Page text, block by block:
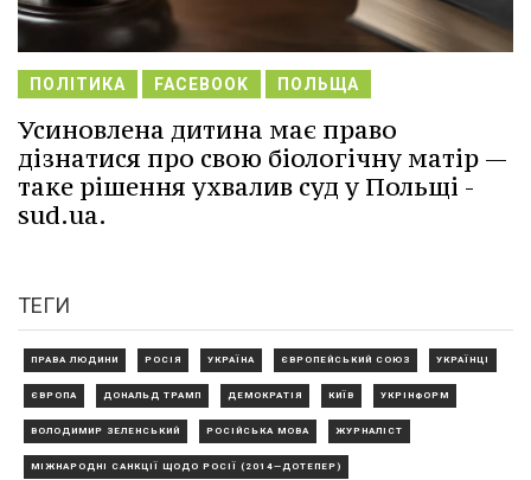
ПОЛІТИКА FACEBOOK ПОЛЬЩА
Усиновлена дитина має право
дізнатися про свою біологічну матір —
таке рішення ухвалив суд у Польщі -
sud.ua.
ТЕГИ
ПРАВА ЛЮДИНИ РОСІЯ УКРАЇНА ЄВРОПЕЙСЬКИЙ СОЮЗ УКРАЇНЦІ
ЄВРОПА ДОНАЛЬД ТРАМП ДЕМОКРАТІЯ КИЇВ УКРІНФОРМ
ВОЛОДИМИР ЗЕЛЕНСЬКИЙ РОСІЙСЬКА МОВА ЖУРНАЛІСТ
МІЖНАРОДНІ САНКЦІЇ ЩОДО РОСІЇ (2014—ДОТЕПЕР)